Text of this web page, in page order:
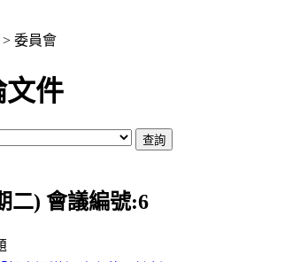
委員會
文件
二) 會議編號:6